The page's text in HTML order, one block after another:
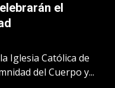
el
Iglesia Católica de
del Cuerpo y...